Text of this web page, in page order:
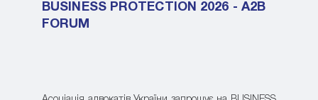
BUSINESS PROTECTION 2026 - A2B
FORUM